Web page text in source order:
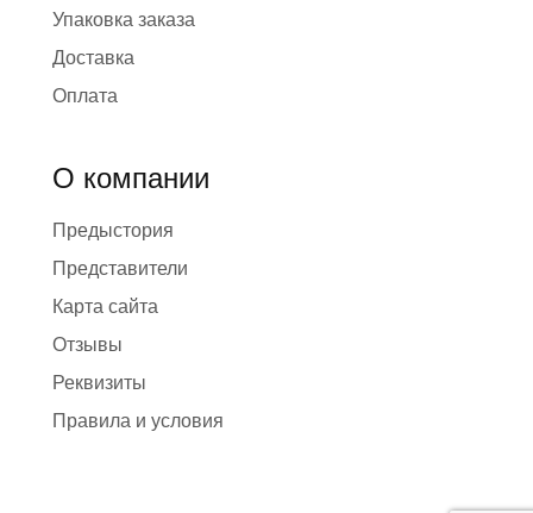
Упаковка заказа
Доставка
Оплата
О компании
Предыстория
Представители
Карта сайта
Отзывы
Реквизиты
Правила и условия